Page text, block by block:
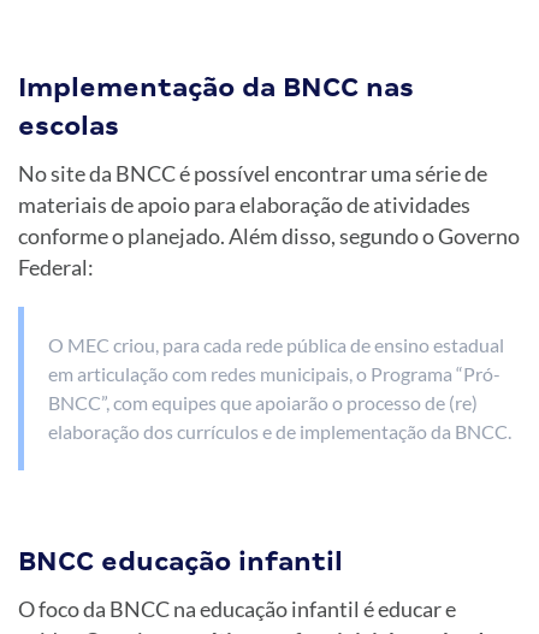
Implementação da BNCC nas
escolas
No site da BNCC é possível encontrar uma série de
materiais de apoio para elaboração de atividades
conforme o planejado. Além disso, segundo o Governo
Federal:
O MEC criou, para cada rede pública de ensino estadual
em articulação com redes municipais, o Programa “Pró-
BNCC”, com equipes que apoiarão o processo de (re)
elaboração dos currículos e de implementação da BNCC.
BNCC educação infantil
O foco da BNCC na educação infantil é educar e